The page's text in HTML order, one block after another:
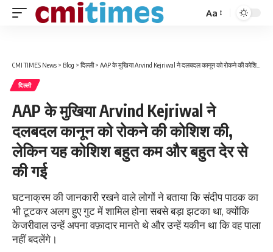
Font
Aa
CMI TIMES News > Blog > दिल्ली> AAP के मुखिया Arvind Kejriwal ने दलबदल कानून को रोकने की कोशिश की, लेकिन यह कोशिश बहुत कम और बहुत देर से की गई
दिल्ली
AAP के मुखिया Arvind Kejriwal ने
दलबदल कानून को रोकने की कोशिश की,
लेकिन यह कोशिश बहुत कम और बहुत देर से
की गई
घटनाक्रम की जानकारी रखने वाले लोगों ने बताया कि संदीप पाठक का
भी टूटकर अलग हुए गुट में शामिल होना सबसे बड़ा झटका था, क्योंकि
केजरीवाल उन्हें अपना वफ़ादार मानते थे और उन्हें यकीन था कि वह पाला
नहीं बदलेंगे।